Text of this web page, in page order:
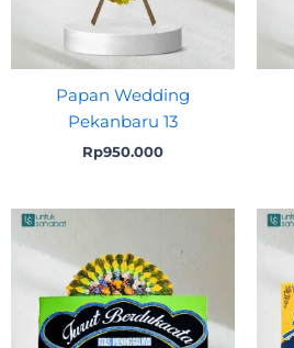
Papan Wedding
Pekanbaru 13
Rp950.000